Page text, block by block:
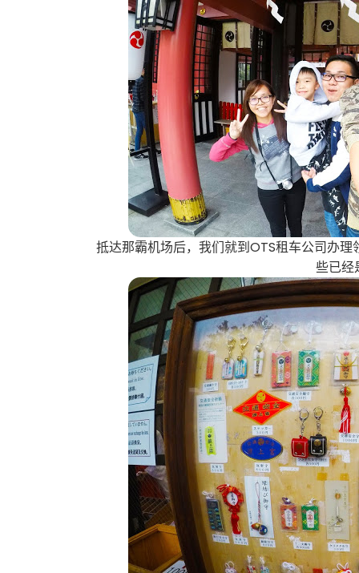
抵达那霸机场后，我们就到OTS租车公司办
些已经